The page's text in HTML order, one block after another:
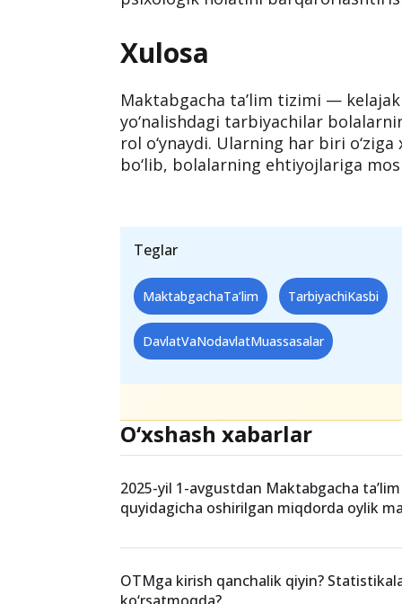
4. Mehribonlik uyi
g‘amxo‘rlik va tarbiya beruvchi
psixologik holatini
Xulosa
yo‘nalishdagi tarbiyachilar
rol o‘ynaydi. Ularning har biri
bo‘lib, bolalarning ehtiyojlariga
MaktabgachaTa’lim TarbiyachiKasbi